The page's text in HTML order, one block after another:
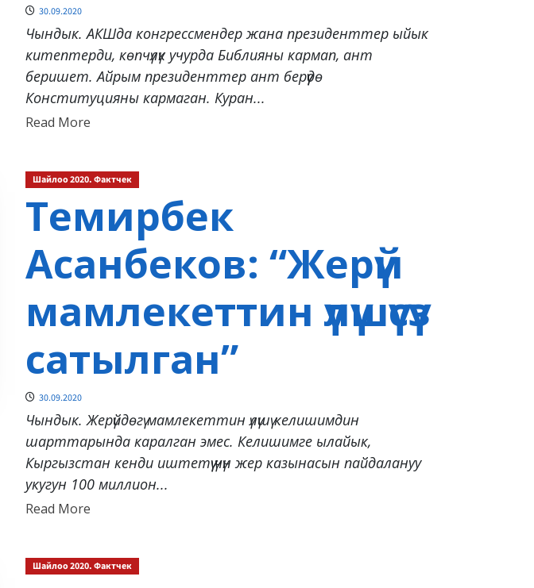
30.09.2020
Чындык. АКШда конгрессмендер жана президенттер ыйык
китептерди, көпчүлүк учурда Библияны кармап, ант
беришет. Айрым президенттер ант берүүдө
Конституцияны кармаган. Куран...
Read More
Шайлоо 2020. Фактчек
Темирбек
Асанбеков: “Жерүй
мамлекеттин үлүшүсүз
сатылган”
30.09.2020
Чындык. Жерүйдөгү мамлекеттин үлүшү келишимдин
шарттарында каралган эмес. Келишимге ылайык,
Кыргызстан кенди иштетүү үчүн жер казынасын пайдалануу
укугун 100 миллион...
Read More
Шайлоо 2020. Фактчек